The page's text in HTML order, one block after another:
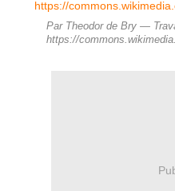
Par Theodor de Bry —
https://